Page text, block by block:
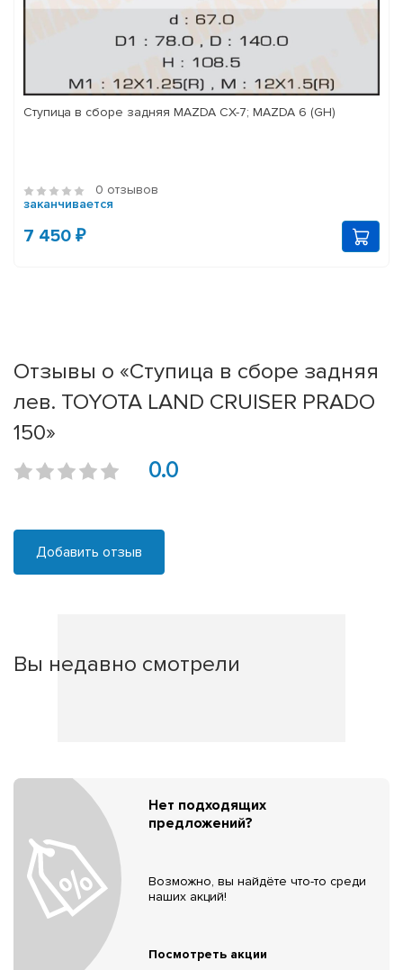
Ступица в сборе задняя MAZDA CX-7; MAZDA 6 (GH)
0 отзывов
заканчивается
7 450 ₽
Отзывы о «Ступица в сборе задняя
лев. TOYOTA LAND CRUISER PRADO
150»
0.0
Добавить отзыв
Вы недавно смотрели
Нет подходящих
предложений?
Возможно, вы найдёте что-то среди
наших акций!
Посмотреть акции